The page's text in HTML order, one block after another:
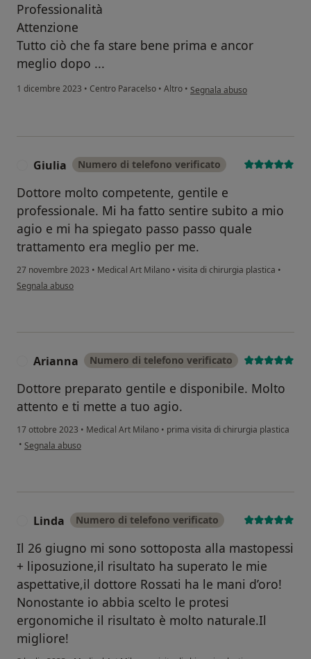
Professionalità
Attenzione
Tutto ciò che fa stare bene prima e ancor
meglio dopo ...
1 dicembre 2023 • Centro Paracelso • Altro • secondo l'opinione dell'utente
Segnala abuso
Giulia Numero di telefono verificato
Dottore molto competente, gentile e
professionale. Mi ha fatto sentire subito a mio
agio e mi ha spiegato passo passo quale
trattamento era meglio per me.
27 novembre 2023 • Medical Art Milano • visita di chirurgia plastica •
secondo l'opinione dell'utente Giulia
Segnala abuso
Arianna Numero di telefono verificato
Dottore preparato gentile e disponibile. Molto
attento e ti mette a tuo agio.
17 ottobre 2023 • Medical Art Milano • prima visita di chirurgia plastica
• secondo l'opinione dell'utente Arianna
Segnala abuso
Linda Numero di telefono verificato
Il 26 giugno mi sono sottoposta alla mastopessi
+ liposuzione,il risultato ha superato le mie
aspettative,il dottore Rossati ha le mani d’oro!
Nonostante io abbia scelto le protesi
ergonomiche il risultato è molto naturale.Il
migliore!